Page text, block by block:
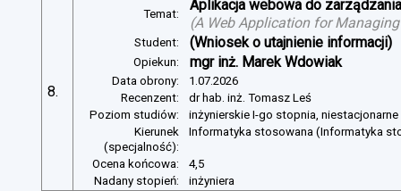
8.
Temat:
Aplikacja webowa do
(A Web Application for
Student: (Wniosek o utajnienie informacji)
Opiekun: mgr inż. Marek Wdowiak
Data obrony:
1.07.2026
Recenzent:
dr hab. inż. Tomasz Leś
Poziom studiów:
inżynierskie I-go stopnia, niestacjonarne
Kierunek
(specjalność):
Informatyka stosowana (Informatyka
Ocena końcowa:
4,5
Nadany stopień:
inżyniera